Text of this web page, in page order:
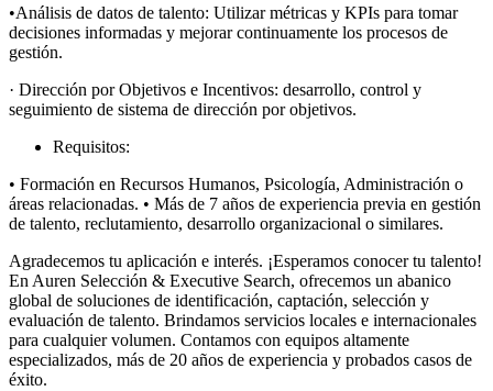
•Análisis de datos de talento: Utilizar métricas y KPIs para tomar
decisiones informadas y mejorar continuamente los procesos de
gestión.
· Dirección por Objetivos e Incentivos: desarrollo, control y
seguimiento de sistema de dirección por objetivos.
Requisitos:
• Formación en Recursos Humanos, Psicología, Administración o
áreas relacionadas. • Más de 7 años de experiencia previa en gestión
de talento, reclutamiento, desarrollo organizacional o similares.
Agradecemos tu aplicación e interés. ¡Esperamos conocer tu talento!
En Auren Selección & Executive Search, ofrecemos un abanico
global de soluciones de identificación, captación, selección y
evaluación de talento. Brindamos servicios locales e internacionales
para cualquier volumen. Contamos con equipos altamente
especializados, más de 20 años de experiencia y probados casos de
éxito.